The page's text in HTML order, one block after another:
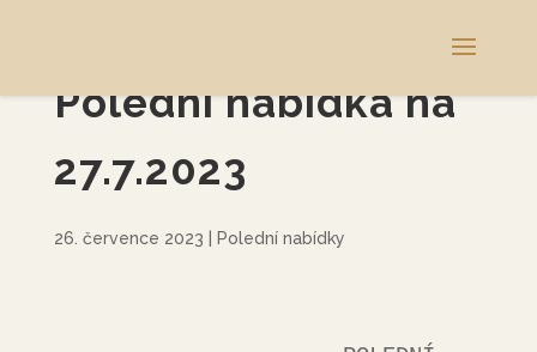
Polední nabídka na
27.7.2023
26. července 2023 Polední nabídky